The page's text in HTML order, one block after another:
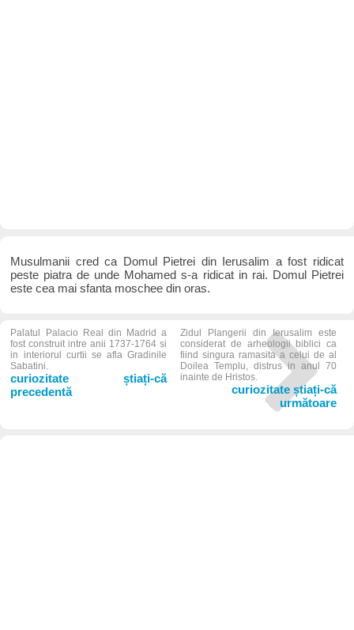
Musulmanii cred ca Domul Pietrei din Ierusalim a fost ridicat
peste piatra de unde Mohamed s-a ridicat in rai. Domul Pietrei
este cea mai sfanta moschee din oras.
Palatul Palacio Real din Madrid a
fost construit intre anii 1737-1764 si
in interiorul curtii se afla Gradinile
Sabatini.
curiozitate știați-că
precedentă
Zidul Plangerii din Ierusalim este
considerat de arheologii biblici ca
fiind singura ramasita a celui de al
Doilea Templu, distrus in anul 70
inainte de Hristos.
curiozitate știați-că
următoare